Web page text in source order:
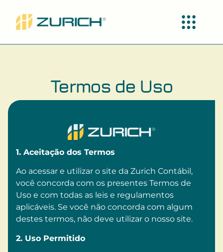
Termos de Uso
1. Aceitação dos Termos
Ao acessar e utilizar o site da Zurich Contábil,
você concorda com os presentes Termos de
Uso e com todas as leis e regulamentos
aplicáveis. Se você não concorda com algum
destes termos, não deve utilizar o nosso site.
2. Uso Permitido